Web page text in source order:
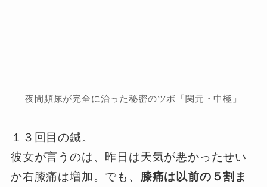
夜間頻尿が完全に治った秘密のツボ「関元・中極」
１３回目の鍼。
彼女が言うのは、昨日は天気が悪かったせい
か右膝痛は増加。でも、 膝痛は以前の５割ま